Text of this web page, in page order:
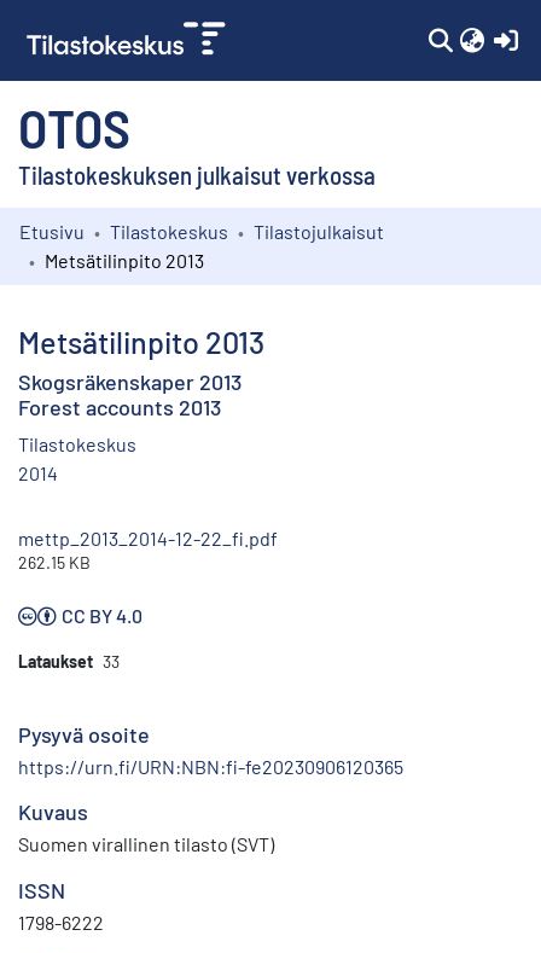
OTOS
Tilastokeskuksen julkaisut verkossa
Kokoelmat
Etusivu Tilastokeskus
Tilastojulkaisut
Metsätilinpito 2013
Metsätilinpito 2013
Skogsräkenskaper 2013
Forest accounts 2013
Tilastokeskus
2014
mettp_2013_2014-12-22_fi.pdf
262.15 KB
CC BY 4.0
Lataukset 33
Pysyvä osoite
https://urn.fi/URN:NBN:fi-fe20230906120365
Kuvaus
Suomen virallinen tilasto (SVT)
ISSN
1798-6222